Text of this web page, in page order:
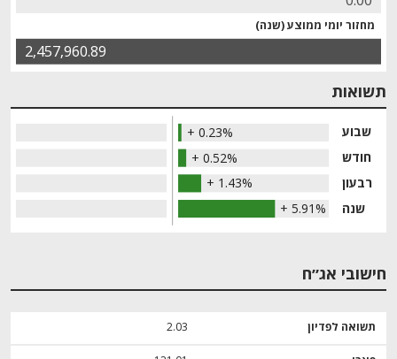
2,457,960.89
מחזור יומי ממוצע (שנה)
תשואות
+ 0.23%
+ 0.52%
+ 1.43%
+ 5.91% שנה
רבעון
חודש
שבוע
חישובי אג״ח
תשואה לפדיון 2.03